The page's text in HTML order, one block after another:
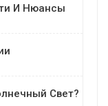
И Нюансы
Свет?